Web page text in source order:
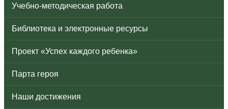
Учебно-методическая работа
Библиотека и электронные ресурсы
Проект «Успех каждого ребенка»
Парта героя
Наши достижения